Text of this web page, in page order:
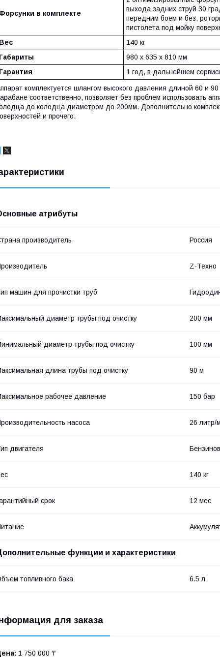
Форсунки в комплекте
выхода задних струй 30
передним боем и без,
пистолета под мойку
Вес
140 кг
Габариты
980 х 635 х 810 мм
Гарантия
1 год, в дальнейшем
комплектуется шлангом высокого давления длиной 60 и
соответственно, позволяет без проблем использовать
до колодца диаметром до 200мм. Дополнительно
и прочего.
атрибуты
производитель Россия
Z-Техно
машин для прочистки труб
диаметр трубы под очистку 200 мм
диаметр трубы под очистку 100 мм
длина трубы под очистку 90 м
рабочее давление 150 бар
насоса 26 литр/
двигателя
140 кг
срок 12 мес
функции и характеристики
топливного бака 6.5 л
для заказа
1 750 000 ₸